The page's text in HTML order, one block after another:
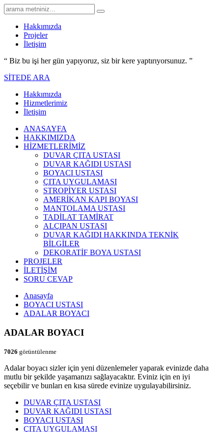
Hakkımızda
Projeler
İletişim
“ Biz bu işi her gün yapıyoruz, siz bir kere yaptırıyorsunuz. ”
SİTEDE ARA
Hakkımızda
Hizmetlerimiz
İletişim
ANASAYFA
HAKKIMIZDA
HİZMETLERİMİZ
DUVAR ÇITA USTASI
DUVAR KAĞIDI USTASI
BOYACI USTASI
ÇITA UYGULAMASI
STROPİYER USTASI
AMERİKAN KAPI BOYASI
MANTOLAMA USTASI
TADİLAT TAMİRAT
ALÇIPAN USTASI
DUVAR KAĞIDI HAKKINDA TEKNİK
BİLGİLER
DEKORATİF BOYA USTASI
PROJELER
İLETİŞİM
SORU CEVAP
Anasayfa
BOYACI USTASI
ADALAR BOYACI
ADALAR BOYACI
7026 görüntülenme
Adalar boyacı sizler için yeni düzenlemeler yaparak evinizde daha
mutlu bir şekilde yaşamanızı sağlayacaktır. Eviniz için en iyi
seçebilir ve bunları en kısa sürede evinize uygulayabilirsiniz.
DUVAR ÇITA USTASI
DUVAR KAĞIDI USTASI
BOYACI USTASI
ÇITA UYGULAMASI